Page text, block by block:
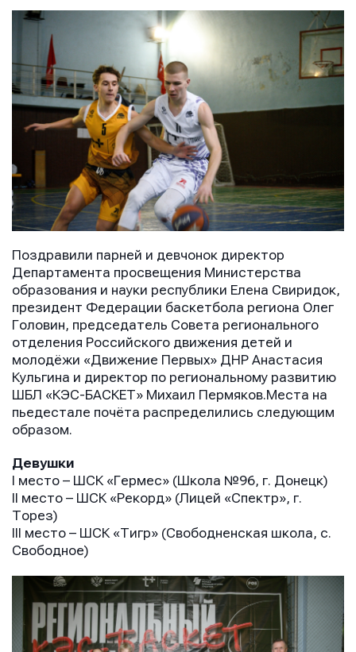
Поздравили парней и девчонок директор
Департамента просвещения Министерства
образования и науки республики Елена Свиридок,
президент Федерации баскетбола региона Олег
Головин, председатель Совета регионального
отделения Российского движения детей и
молодёжи «Движение Первых» ДНР Анастасия
Кульгина и директор по региональному развитию
ШБЛ «КЭС-БАСКЕТ» Михаил Пермяков.Места на
пьедестале почёта распределились следующим
образом.
Девушки
I место – ШСК «Гермес» (Школа №96, г. Донецк)
II место – ШСК «Рекорд» (Лицей «Спектр», г.
Торез)
III место – ШСК «Тигр» (Свободненская школа, с.
Свободное)